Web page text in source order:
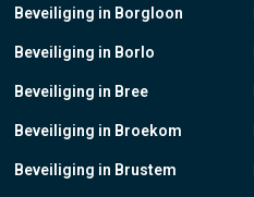
Beveiliging in Borgloon
Beveiliging in Borlo
Beveiliging in Bree
Beveiliging in Broekom
Beveiliging in Brustem